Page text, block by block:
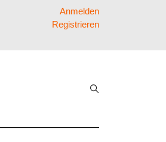
Anmelden
Registrieren